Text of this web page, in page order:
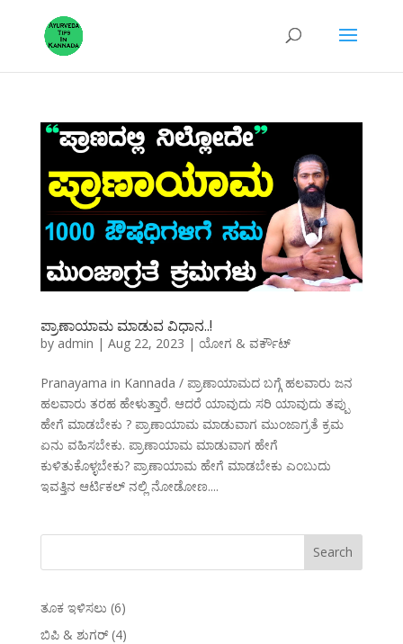
ಪ್ರಾಣಾಯಾಮ ಮಾಡುವ ವಿಧಾನ..!
by admin | Aug 22, 2023 | ಯೋಗ & ವರ್ಕೌಟ್
Pranayama in Kannada / ಪ್ರಾಣಾಯಾಮದ ಬಗ್ಗೆ ಹಲವಾರು ಜನ
ಹಲವಾರು ತರಹ ಹೇಳುತ್ತಾರೆ. ಆದರೆ ಯಾವುದು ಸರಿ ಯಾವುದು ತಪ್ಪು
ಹೇಗೆ ಮಾಡಬೇಕು ? ಪ್ರಾಣಾಯಾಮ ಮಾಡುವಾಗ ಮುಂಜಾಗ್ರತೆ ಕ್ರಮ
ಏನು ವಹಿಸಬೇಕು. ಪ್ರಾಣಾಯಾಮ ಮಾಡುವಾಗ ಹೇಗೆ
ಕುಳಿತುಕೊಳ್ಳಬೇಕು? ಪ್ರಾಣಾಯಾಮ ಹೇಗೆ ಮಾಡಬೇಕು ಎಂಬುದು
ಇವತ್ತಿನ ಆರ್ಟಿಕಲ್ ನಲ್ಲಿ ನೋಡೋಣ....
ತೂಕ ಇಳಿಸಲು (6)
ಬಿಪಿ & ಶುಗರ್(4)